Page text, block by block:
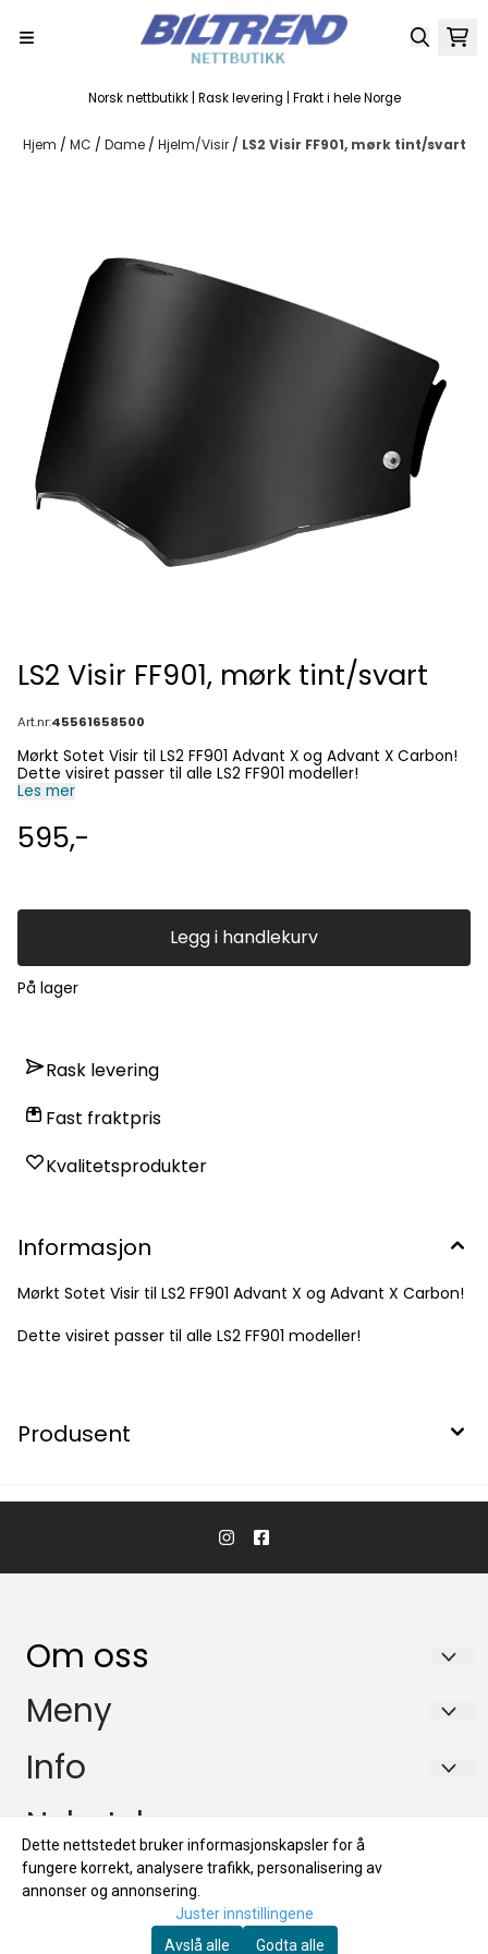
Norsk nettbutikk | Rask levering | Frakt i hele Norge
Hjem / MC / Dame / Hjelm/Visir / LS2 Visir FF901, mørk tint/svart
LS2 Visir FF901, mørk tint/svart
Art.nr:45561658500
Mørkt Sotet Visir til LS2 FF901 Advant X og Advant X Carbon!
Dette visiret passer til alle LS2 FF901 modeller!
Les mer
595,-
Legg i handlekurv
På lager
Rask levering
Fast fraktpris
Kvalitetsprodukter
Informasjon
Mørkt Sotet Visir til LS2 FF901 Advant X og Advant X Carbon!
Dette visiret passer til alle LS2 FF901 modeller!
Produsent
Om oss
Biltrend Tromsø AS
Postboks 5037
9283 Tromsø
Org. nr. NO 947 782 959
nettbutikken@biltrend.no
Meny
Om oss
Salgsbetingelser
Info
Om oss
Kontakt oss
Logg på
Nyhetsbrev
Registrer deg for å motta nyheter og tilbud!
E-post
Dette nettstedet bruker informasjonskapsler for å
fungere korrekt, analysere trafikk, personalisering av
annonser og annonsering.
Juster innstillingene
Avslå alle
Godta alle